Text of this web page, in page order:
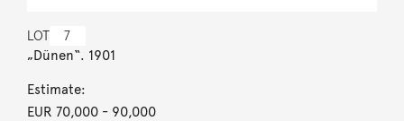
LOT 7
„Dünen“. 1901
Estimate:
EUR 70,000- 90,000